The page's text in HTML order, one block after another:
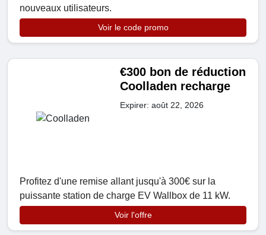
nouveaux utilisateurs.
Voir le code promo
€300 bon de réduction
Coolladen recharge
Expirer: août 22, 2026
Profitez d'une remise allant jusqu'à 300€ sur la
puissante station de charge EV Wallbox de 11 kW.
Voir l'offre